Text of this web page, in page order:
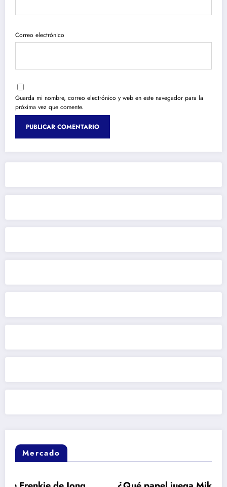
Correo electrónico
Guarda mi nombre, correo electrónico y web en este navegador para la
próxima vez que comente.
Mercado